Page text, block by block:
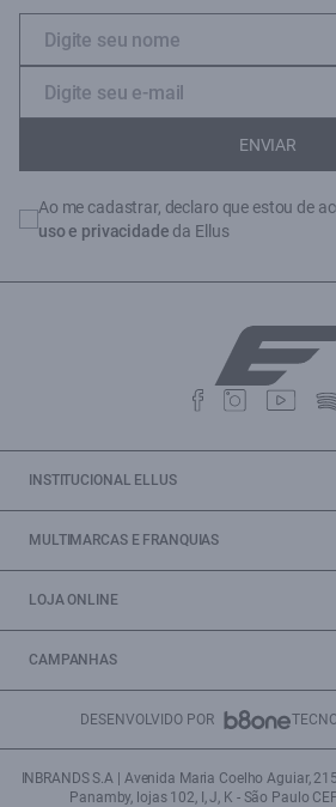
ENVIAR
Ao me cadastrar, declaro que estou de
uso e privacidade da Ellus
INSTITUCIONAL ELLUS
MULTIMARCAS E FRANQUIAS
LOJA ONLINE
CAMPANHAS
DESENVOLVIDO POR
INBRANDS S.A | Avenida Maria Coelho Aguiar,
Panamby, lojas 102, I, J, K - São Paulo